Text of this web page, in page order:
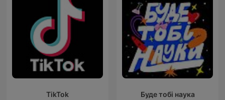
TikTok Буде тобі наука